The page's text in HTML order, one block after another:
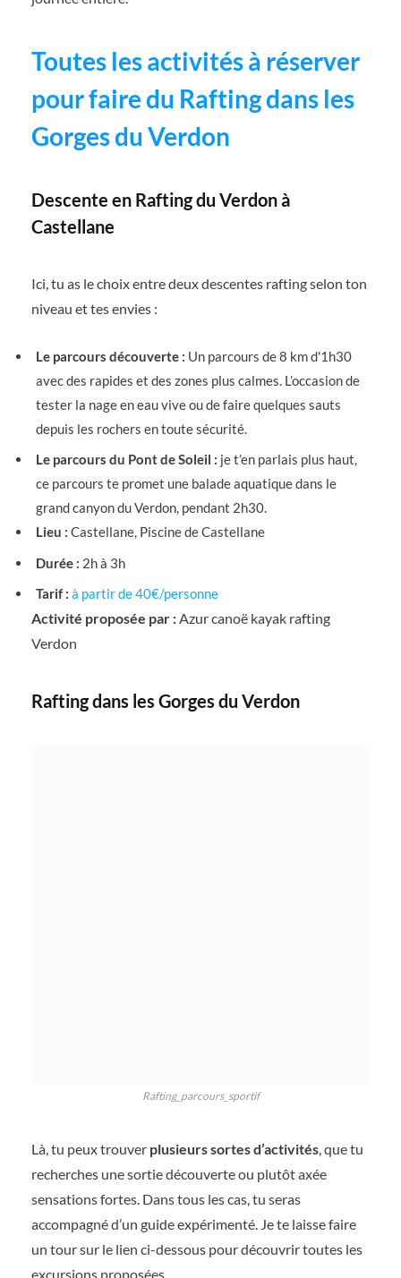
Toutes les activités à réserver
pour faire du Rafting dans les
Gorges du Verdon
Descente en Rafting du Verdon à
Castellane
Ici, tu as le choix entre deux descentes rafting selon ton
niveau et tes envies :
Le parcours découverte : Un parcours de 8 km d'1h30
avec des rapides et des zones plus calmes. L’occasion de
tester la nage en eau vive ou de faire quelques sauts
depuis les rochers en toute sécurité.
Le parcours du Pont de Soleil : je t’en parlais plus haut,
ce parcours te promet une balade aquatique dans le
grand canyon du Verdon, pendant 2h30.
Lieu : Castellane, Piscine de Castellane
Durée : 2h à 3h
Tarif : à partir de 40€/personne
Activité proposée par :Azur canoë kayak rafting
Verdon
Rafting dans les Gorges du Verdon
Rafting_parcours_sportif
Là, tu peux trouver plusieurs sortes d’activités, que tu
recherches une sortie découverte ou plutôt axée
sensations fortes. Dans tous les cas, tu seras
accompagné d’un guide expérimenté. Je te laisse faire
un tour sur le lien ci-dessous pour découvrir toutes les
excursions proposées.